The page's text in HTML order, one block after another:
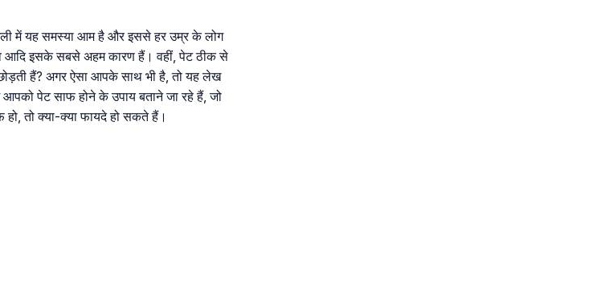
में यह समस्या आम है और इससे हर उम्र के लोग
आदि इसके सबसे अहम कारण हैं। वहीं, पेट ठीक से
हैं? अगर ऐसा आपके साथ भी है, तो यह लेख
पेट साफ होने के उपाय बताने जा रहे हैं, जो
तो क्या-क्या फायदे हो सकते हैं।